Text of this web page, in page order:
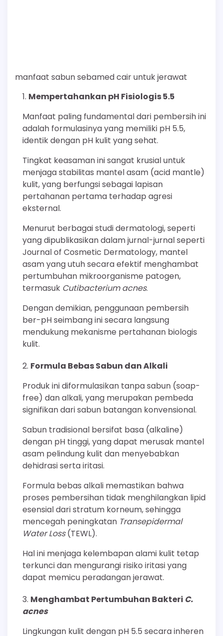
manfaat sabun sebamed cair untuk jerawat
Mempertahankan pH Fisiologis 5.5
Manfaat paling fundamental dari pembersih ini
adalah formulasinya yang memiliki pH 5.5,
identik dengan pH kulit yang sehat.
Tingkat keasaman ini sangat krusial untuk
menjaga stabilitas mantel asam (acid mantle)
kulit, yang berfungsi sebagai lapisan
pertahanan pertama terhadap agresi
eksternal.
Menurut berbagai studi dermatologi, seperti
yang dipublikasikan dalam jurnal-jurnal seperti
Journal of Cosmetic Dermatology, mantel
asam yang utuh secara efektif menghambat
pertumbuhan mikroorganisme patogen,
termasuk Cutibacterium acnes.
Dengan demikian, penggunaan pembersih
ber-pH seimbang ini secara langsung
mendukung mekanisme pertahanan biologis
kulit.
Formula Bebas Sabun dan Alkali
Produk ini diformulasikan tanpa sabun (soap-
free) dan alkali, yang merupakan pembeda
signifikan dari sabun batangan konvensional.
Sabun tradisional bersifat basa (alkaline)
dengan pH tinggi, yang dapat merusak mantel
asam pelindung kulit dan menyebabkan
dehidrasi serta iritasi.
Formula bebas alkali memastikan bahwa
proses pembersihan tidak menghilangkan lipid
esensial dari stratum korneum, sehingga
mencegah peningkatan Transepidermal
Water Loss(TEWL).
Hal ini menjaga kelembapan alami kulit tetap
terkunci dan mengurangi risiko iritasi yang
dapat memicu peradangan jerawat.
Menghambat Pertumbuhan Bakteri C.
acnes
Lingkungan kulit dengan pH 5.5 secara inheren